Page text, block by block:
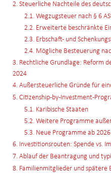
2. Steuerliche Nachteile des
2.1. Wegzugsteuer nach § 6
2.2. Erweiterte beschränkte
2.3. Erbschaft- und
2.4. Mögliche Besteuerung
3. Rechtliche Grundlage: Reform
2024
4. Außersteuerliche Gründe für
5. Citizenship-by-Investment-
5.1. Karibische Staaten
5.2. Weitere Programme
5.3. Neue Programme ab 2026
6. Investitionsrouten: Spende vs.
7. Ablauf der Beantragung und
8. Familienmitglieder und spätere